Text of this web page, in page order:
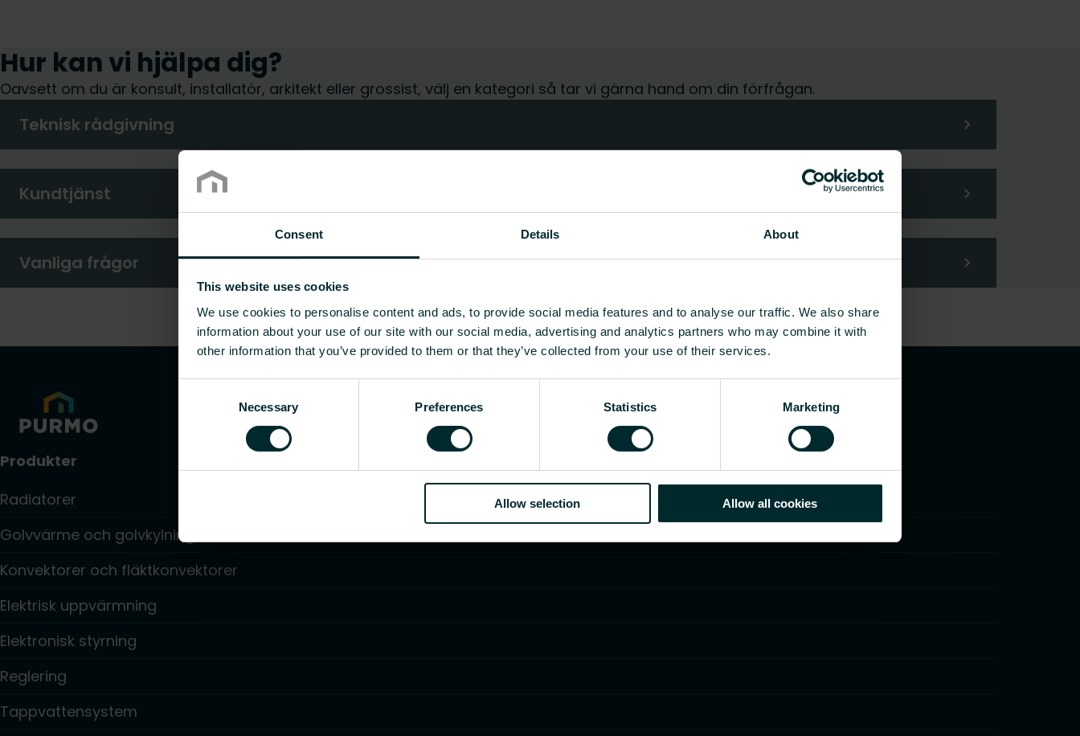
Consent Details About
This website uses cookies
We use cookies to personalise content and ads, to provide social media features and to analyse our traffic. We also share
information about your use of our site with our social media, advertising and analytics partners who may combine it with
other information that you’ve provided to them or that they’ve collected from your use of their services.
Necessary Preferences Statistics Marketing
Allow selection Allow all cookies
Hur kan vi hjälpa dig?
Oavsett om du är konsult, installatör, arkitekt eller grossist, välj en kategori så tar vi gärna hand om din förfrågan.
Teknisk rådgivning
Kundtjänst
Vanliga frågor
Produkter
Radiatorer
Golvvärme och golvkylning
Konvektorer och fläktkonvektorer
Elektrisk uppvärmning
Elektronisk styrning
Reglering
Tappvattensystem